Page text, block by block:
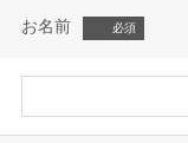
お名前